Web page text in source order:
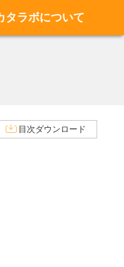
タラボについて
目次ダウンロード